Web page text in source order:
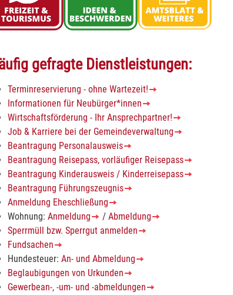
gefragte Dienstleistungen:
Terminreservierung - ohne Wartezeit!
Informationen für Neubürger*innen
Wirtschaftsförderung - Ihr Ansprechpartner!
Job & Karriere bei der Gemeindeverwaltung
Beantragung Personalausweis
Beantragung Reisepass, vorläufiger Reisepass
Beantragung Kinderausweis / Kinderreisepass
Beantragung Führungszeugnis
Anmeldung Eheschließung
Wohnung:Anmeldung /Abmeldung
Sperrmüll bzw. Sperrgut anmelden
Fundsachen
Hundesteuer:An- und Abmeldung
Beglaubigungen von Urkunden
Gewerbean-, -um- und -abmeldungen